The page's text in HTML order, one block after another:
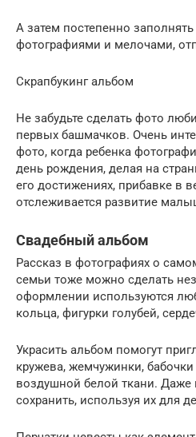
А затем постепенно
фотографиями и мелочами,
Скрапбукинг альбом
Не забудьте сделать фото
первых башмачков. Очень
фото, когда ребенка
день рождения, делая на
его достижениях, прибавке в
отслеживается развитие
Свадебный альбом
Рассказ в фотографиях о
семьи тоже можно сделать
оформлении используются
кольца, фигурки голубей,
Украсить альбом помогут
кружева, жемчужинки,
воздушной белой ткани.
сохранить, используя их для